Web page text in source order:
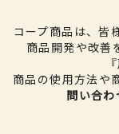
コープ商品は、皆
商品開発や改善
商品の使用方法や
問い合わ